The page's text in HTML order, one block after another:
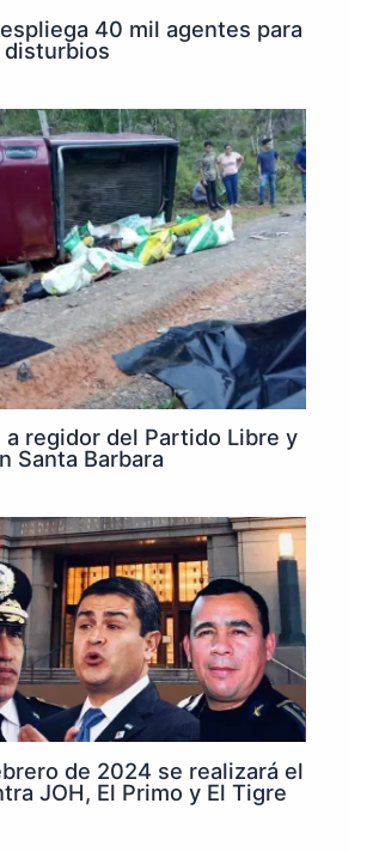
40 mil agentes para
a regidor del Partido Libre y
Santa Barbara
de 2024 se realizará el
JOH, El Primo y El Tigre